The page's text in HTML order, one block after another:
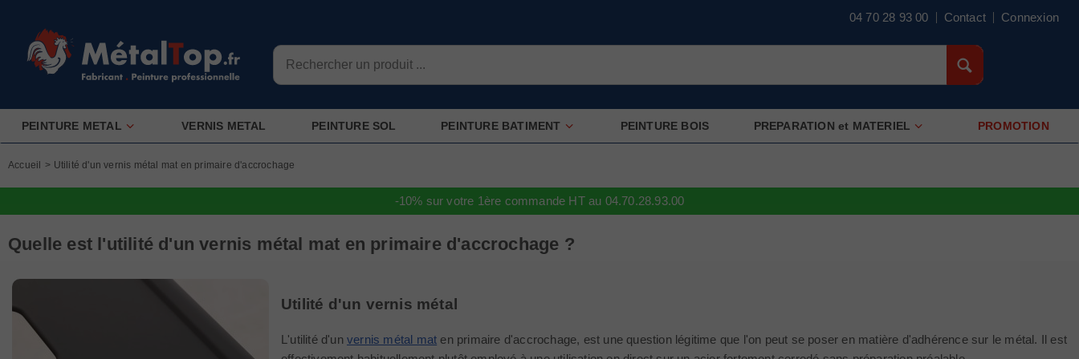
04 70 28 93 00 Contact Connexion
PEINTURE METAL VERNIS METAL PEINTURE SOL PEINTURE BATIMENT PEINTURE BOIS PREPARATION et MATERIEL PROMOTION
Accueil > Utilité d'un vernis métal mat en primaire d'accrochage
-10% sur votre 1ère commande HT au 04.70.28.93.00
Quelle est l'utilité d'un vernis métal mat en primaire d'accrochage ?
Utilité d'un vernis métal
L'utilité d'un vernis métal mat en primaire d'accrochage, est une question légitime que l'on peut se poser en matière d'adhérence sur le métal. Il est